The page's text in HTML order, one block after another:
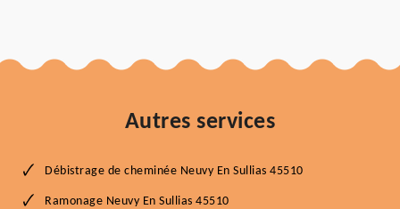
Autres services
Débistrage de cheminée Neuvy En Sullias 45510
Ramonage Neuvy En Sullias 45510